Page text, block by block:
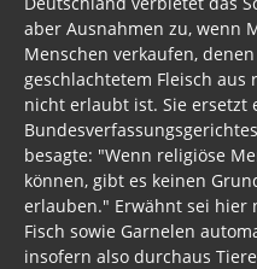
Menschen verkaufen,
geschlachtetem Fleisch aus
nicht erlaubt ist. Sie ersetzt
besagte: "Wenn religiöse
können, gibt es keinen
erlauben." Erwähnt sei hier
Fisch sowie Garnelen
insofern also durchaus
Die Ausnahme von den